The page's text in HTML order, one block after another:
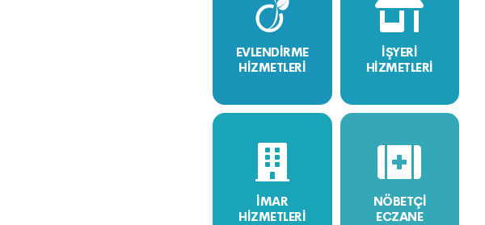
EVLENDİRME
HİZMETLERİ
İŞYERİ
HİZMETLERİ
İMAR
HİZMETLERİ
NÖBETÇİ
ECZANE